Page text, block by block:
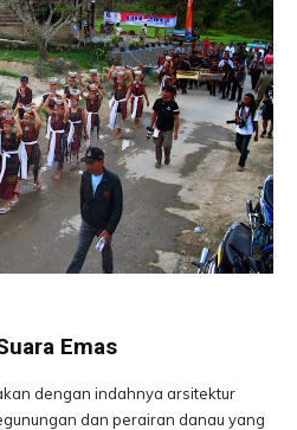
Emas
dengan indahnya arsitektur
dan perairan danau yang